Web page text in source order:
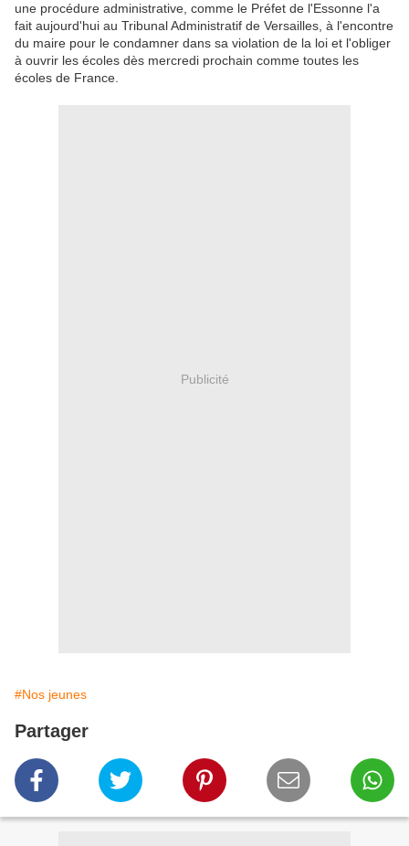
une procédure administrative, comme le Préfet de l'Essonne l'a
fait aujourd'hui au Tribunal Administratif de Versailles, à l'encontre
du maire pour le condamner dans sa violation de la loi et l'obliger
à ouvrir les écoles dès mercredi prochain comme toutes les
écoles de France.
Publicité
#Nos jeunes
Partager